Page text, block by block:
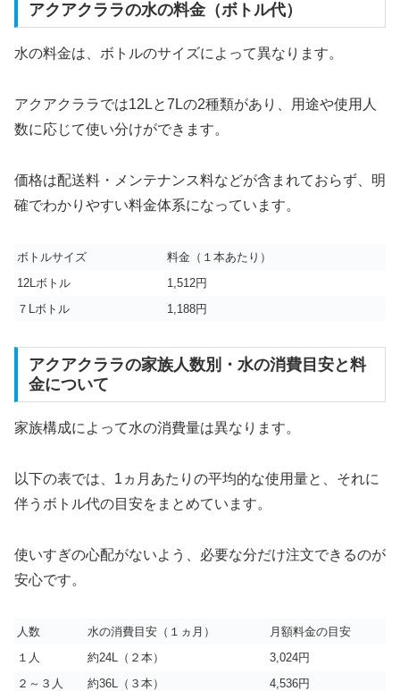
アクアクララの水の料金（ボトル代）
水の料金は、ボトルのサイズによって異なります。
アクアクララでは12Lと7Lの2種類があり、用途や使用人
数に応じて使い分けができます。
価格は配送料・メンテナンス料などが含まれておらず、明
確でわかりやすい料金体系になっています。
ボトルサイズ
料金（１本あたり）
12Lボトル
1,512円
７Lボトル
1,188円
アクアクララの家族人数別・水の消費目安と料
金について
家族構成によって水の消費量は異なります。
以下の表では、1ヵ月あたりの平均的な使用量と、それに
伴うボトル代の目安をまとめています。
使いすぎの心配がないよう、必要な分だけ注文できるのが
安心です。
人数 水の消費目安（１ヵ月）
月額料金の目安
１人
約24L（２本）
3,024円
２～３人
約36L（３本）
4,536円